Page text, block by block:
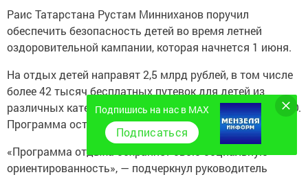
Раис Татарстана Рустам Минниханов поручил
обеспечить безопасность детей во время летней
оздоровительной кампании, которая начнется 1 июня.
На отдых детей направят 2,5 млрд рублей, в том числе
более 42 тысяч бесплатных путевок для детей из
различных категорий, в том числе дети участников СВО.
Программа остается социально ориентированной.
«Программа отдыха сохраняет свою социальную
ориентированность», — подчеркнул руководитель
Подпишись на нас в MAX
Подписаться